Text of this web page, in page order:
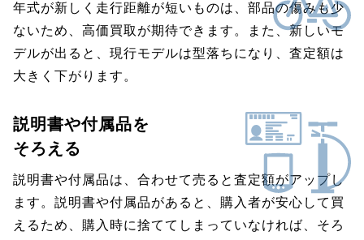
年式が新しく走行距離が短いものは、部品の傷みも少
ないため、高価買取が期待できます。また、新しいモ
デルが出ると、現行モデルは型落ちになり、査定額は
大きく下がります。
説明書や付属品を
そろえる
説明書や付属品は、合わせて売ると査定額がアップし
ます。説明書や付属品があると、購入者が安心して買
えるため、購入時に捨ててしまっていなければ、そろ